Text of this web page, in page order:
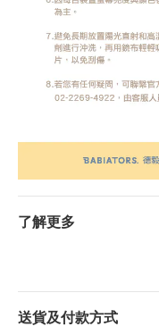
了解更多
送貨及付款方式